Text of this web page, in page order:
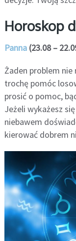
Horoskop
Panna(23.08 –
Żaden problem
trochę pomóc
prosić o pomoc,
Jeżeli wykażesz
niebawem
kierować dobrem